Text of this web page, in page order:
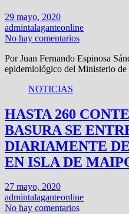
29 mayo, 2020
admintalaganteonline
No hay comentarios
Por Juan Fernando Espinosa
epidemiológico del Ministerio
NOTICIAS
HASTA 260
BASURA SE
DIARIAMENTE
EN ISLA DE
27 mayo, 2020
admintalaganteonline
No hay comentarios